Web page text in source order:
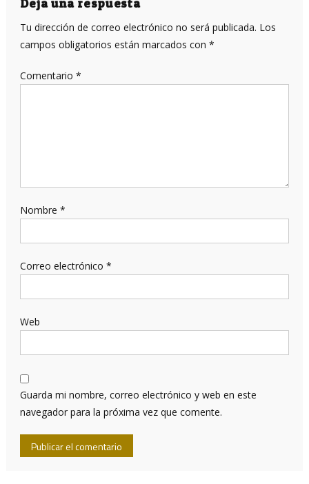
entradas
Deja una respuesta
Tu dirección de correo electrónico no será publicada. Los
campos obligatorios están marcados con *
Comentario *
Nombre *
Correo electrónico *
Web
Guarda mi nombre, correo electrónico y web en este
navegador para la próxima vez que comente.